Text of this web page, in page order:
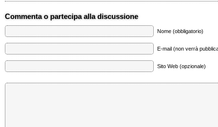
Commenta o partecipa alla discussione
Nome (obbligatorio)
E-mail (non verrà
Sito Web (opzionale)